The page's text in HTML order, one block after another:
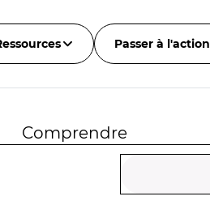
Passer à l'action
Comprendre